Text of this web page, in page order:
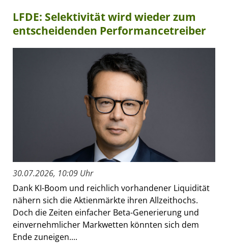
LFDE: Selektivität wird wieder zum
entscheidenden Performancetreiber
30.07.2026, 10:09 Uhr
Dank KI-Boom und reichlich vorhandener Liquidität
nähern sich die Aktienmärkte ihren Allzeithochs.
Doch die Zeiten einfacher Beta-Generierung und
einvernehmlicher Markwetten könnten sich dem
Ende zuneigen....